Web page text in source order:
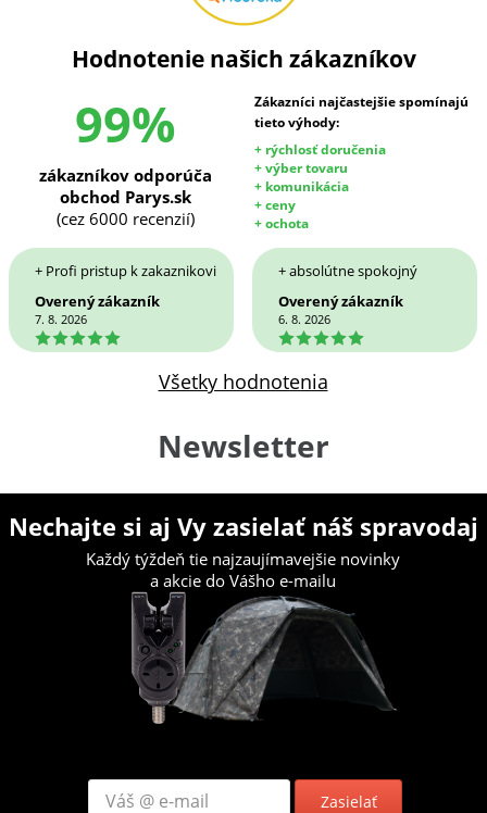
Hodnotenie našich zákazníkov
99%
Zákazníci najčastejšie spomínajú
tieto výhody:
+ rýchlosť doručenia
+ výber tovaru
+ komunikácia
+ ceny
+ ochota
zákazníkov odporúča
obchod Parys.sk
(cez 6000 recenzií)
+ Profi pristup k zakaznikovi
Overený zákazník
7. 8. 2026
5
+ absolútne spokojný
Overený zákazník
6. 8. 2026
5
Všetky hodnotenia
Newsletter
Nechajte si aj Vy zasielať náš spravodaj
Každý týždeň tie najzaujímavejšie novinky
a akcie do Vášho e-mailu
Zasielať